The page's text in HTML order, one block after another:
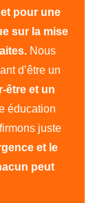
pour une
sur la mise
Nous
d’être un
être et un
éducation
juste
et le
peut